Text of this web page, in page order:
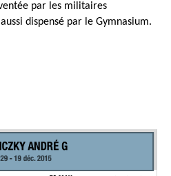
par les militaires
dispensé par le Gymnasium.